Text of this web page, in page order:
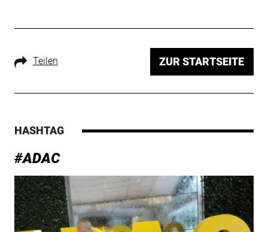
Teilen ZUR STARTSEITE
HASHTAG
#ADAC